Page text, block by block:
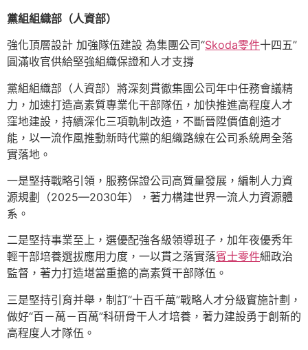
黨組組織部（人資部）
強化頂層設計 加強隊伍建設 為集團公司“Skoda零件十四五”
圓滿收官供給堅強組織保證和人才支撐
黨組組織部（人資部）將深刻貫徹集團公司年中任務會議精
力，加速打造高素質專業化干部隊伍，加快推進高程度人才
窪地建設，持續深化三項軌制改造，不斷晉陞價值創造才
能，以一流作風推動新時代黨的組織路線在公司系統周全落
實落地。
一是堅持戰略引領，服務保證公司高質量發展，編制人力資
源規劃（2025—2030年），著力構建世界一流人力資源體
系。
二是堅持事業至上，選優配強各級領導班子，加年夜優秀年
輕干部培養選拔應用力度，一以貫之落實落賓士零件細政治
監督，著力打造堪當重擔的高素質干部隊伍。
三是堅持引育并舉，制訂“十百千萬”戰略人才分級實施計劃，
做好“百－萬－百萬”科研骨干人才培養，著力建設勇于創新的
高程度人才隊伍。